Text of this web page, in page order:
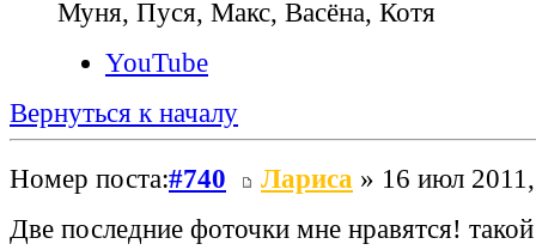
Муня, Пуся, Макс, Васёна, Котя
YouTube
Вернуться к началу
Номер поста:#740 Лариса » 16 июл
Две последние фоточки мне нравятся!